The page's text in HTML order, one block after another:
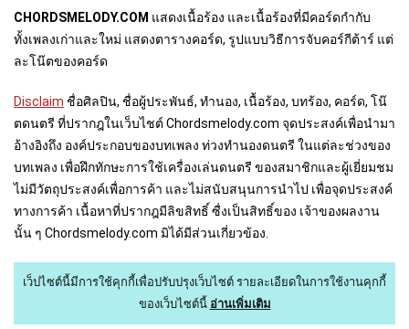
CHORDSMELODY.COM แสดงเนื้อร้อง และเนื้อร้องที่มีคอร์ดกำกับ
ทั้งเพลงเก่าและใหม่ แสดงตารางคอร์ด, รูปแบบวิธีการจับคอร์กีต้าร์ แต่
ละโน๊ตของคอร์ด
Disclaim ชื่อศิลปิน, ชื่อผู้ประพันธ์, ทำนอง, เนื้อร้อง, บทร้อง, คอร์ด, โน๊
ตดนตรี ที่ปรากฎในเว็บไชต์ Chordsmelody.com จุดประสงค์เพื่อนำมา
อ้างอิงถึง องค์ประกอบของบทเพลง ท่วงทำนองดนตรี ในแต่ละช่วงของ
บทเพลง เพื่อฝึกทักษะการใช้เครื่องเล่นดนตรี ของสมาชิกและผู้เยี่ยมชม
ไม่มีวัตถุประสงค์เพื่อการค้า และไม่สนับสนุนการนำไป เพื่อจุดประสงค์
ทางการค้า เนื้อหาที่ปรากฎมีลิขสิทธิ์ ซื่งเป็นสิทธิ์ของ เจ้าของผลงาน
นั้น ๆ Chordsmelody.com มิได้มีส่วนเกี่ยวข้อง.
เว็ปไซต์นี้มีการใช้คุกกี้เพื่อปรับปรุงเว็บไซต์ รายละเอียดในการใช้งานคุกกี้
ของเว็บไซต์นี้ อ่านเพิ่มเติม